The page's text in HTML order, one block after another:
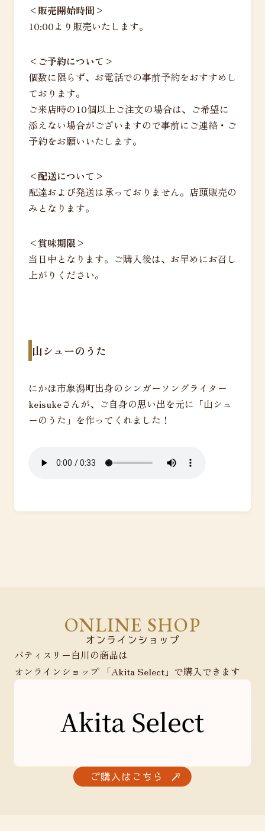
<販売開始時間>
10:00より販売いたします。
<ご予約について>
個数に限らず、お電話での事前予約をおすすめし
ております。
ご来店時の10個以上ご注文の場合は、ご希望に
添えない場合がございますので事前にご連絡・ご
予約をお願いいたします。
<配送について>
配達および発送は承っておりません。店頭販売の
みとなります。
<賞味期限>
当日中となります。ご購入後は、お早めにお召し
上がりください。
山シューのうた
にかほ市象潟町出身のシンガーソングライター
keisukeさんが、ご自身の思い出を元に「山シュ
ーのうた」を作ってくれました！
ONLINE SHOP
パティスリー白川の商品は
オンラインショップ 「Akita Select」で購入できます